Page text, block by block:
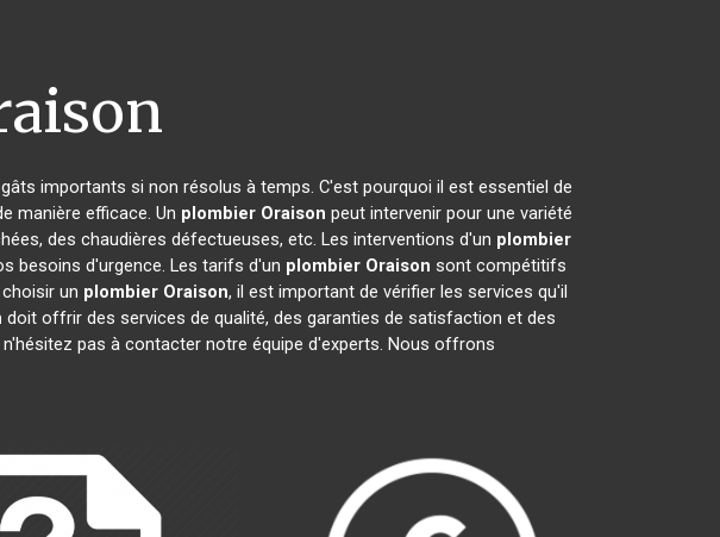
importants si non résolus à temps. C'est pourquoi il est essentiel de
manière efficace. Un plombier Oraison peut intervenir pour une variété
des chaudières défectueuses, etc. Les interventions d'un plombier
besoins d'urgence. Les tarifs d'un plombier Oraison sont compétitifs
un plombier Oraison, il est important de vérifier les services qu'il
doit offrir des services de qualité, des garanties de satisfaction et des
pas à contacter notre équipe d'experts. Nous offrons